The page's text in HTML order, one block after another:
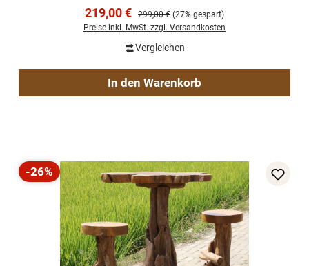
Verkaufspreis:
219,00 € Regulärer Preis:
299,00 € (27% gespart)
Preise inkl. MwSt. zzgl. Versandkosten
Vergleichen
In den Warenkorb
Rabatt
-26%